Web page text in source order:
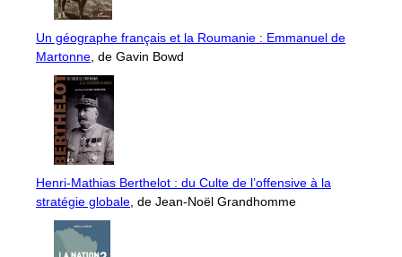
Un géographe français et la Roumanie : Emmanuel de
Martonne, de Gavin Bowd
Henri-Mathias Berthelot : du Culte de l’offensive à la
stratégie globale, de Jean-Noël Grandhomme